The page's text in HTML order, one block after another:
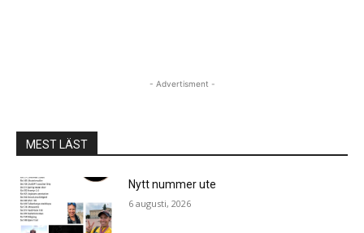
- Advertisment -
MEST LÄST
Nytt nummer ute
6 augusti, 2026